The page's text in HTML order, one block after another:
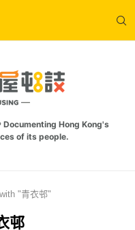
Documenting Hong Kong's
of its people.
"青衣邨"
邨